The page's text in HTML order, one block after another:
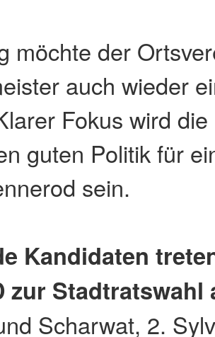
möchte der
auch wieder
Fokus wird
guten Politik für
sein.
Kandidaten
zur Stadtratswahl
Scharwat, 2.